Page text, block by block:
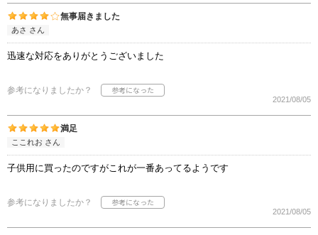
無事届きました
あさ さん
迅速な対応をありがとうございました
参考になりましたか？
2021/08/05
満足
ここれお さん
子供用に買ったのですがこれが一番あってるようです
参考になりましたか？
2021/08/05